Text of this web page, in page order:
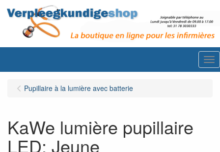
Pupillaire à la lumière avec batterie
KaWe lumière pupillaire
LED; Jeune